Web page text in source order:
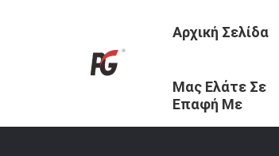
Αρχική Σελίδα
Μας Ελάτε Σε
Επαφή Με
Προϊόντα / Κάρτα Μνήμης